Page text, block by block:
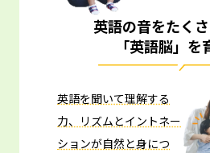
英語の音をたく
「英語脳」を
英語を聞いて理解する
力、リズムとイントネー
ションが自然と身につ